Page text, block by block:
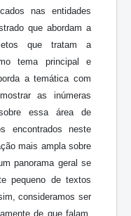
nas entidades
que abordam a
que tratam a
tema principal e
a temática com
as inúmeras
essa área de
encontrados neste
mais ampla sobre
panorama geral se
pequeno de textos
consideramos ser
de que falam,